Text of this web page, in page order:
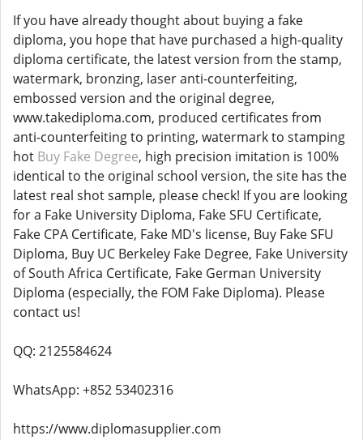
If you have already thought about buying a fake
diploma, you hope that have purchased a high-quality
diploma certificate, the latest version from the stamp,
watermark, bronzing, laser anti-counterfeiting,
embossed version and the original degree,
www.takediploma.com, produced certificates from
anti-counterfeiting to printing, watermark to stamping
hot Buy Fake Degree, high precision imitation is 100%
identical to the original school version, the site has the
latest real shot sample, please check! If you are looking
for a Fake University Diploma, Fake SFU Certificate,
Fake CPA Certificate, Fake MD's license, Buy Fake SFU
Diploma, Buy UC Berkeley Fake Degree, Fake University
of South Africa Certificate, Fake German University
Diploma (especially, the FOM Fake Diploma). Please
contact us!
QQ: 2125584624
WhatsApp: +852 53402316
https://www.diplomasupplier.com